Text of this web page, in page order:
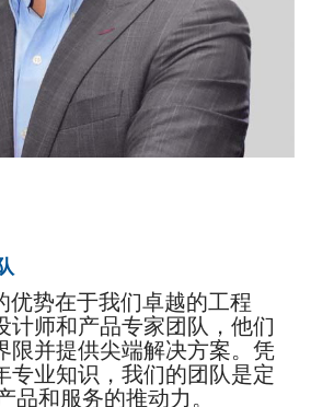
优势在于我们卓越的工程
计师和产品专家团队，他们
限并提供尖端解决方案。凭
专业知识，我们的团队是定
品和服务的推动力。